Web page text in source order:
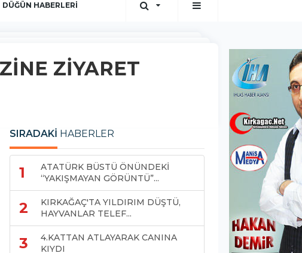
DÜĞÜN HABERLERİ
ZİYARET
SIRADAKİ HABERLER
1
ATATÜRK BÜSTÜ ÖNÜNDEKİ
“YAKIŞMAYAN GÖRÜNTÜ”...
2
KIRKAĞAÇ'TA YILDIRIM DÜŞTÜ,
HAYVANLAR TELEF...
3
4.KATTAN ATLAYARAK CANINA
KIYDI